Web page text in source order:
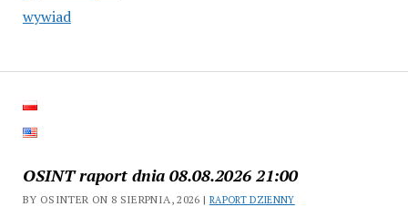
wywiad
OSINT raport dnia 08.08.2026 21:00
BY OSINTER ON 8 SIERPNIA, 2026 | RAPORT DZIENNY